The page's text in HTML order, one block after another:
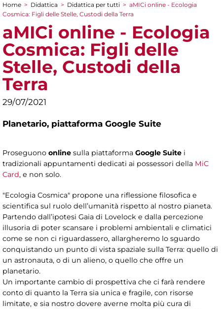
Tu sei qui
Home > Didattica > Didattica per tutti > aMICi online - Ecologia
Cosmica: Figli delle Stelle, Custodi della Terra
aMICi online - Ecologia
Cosmica: Figli delle
Stelle, Custodi della
Terra
29/07/2021
Planetario, piattaforma Google Suite
Proseguono online sulla piattaforma Google Suite i
tradizionali appuntamenti dedicati ai possessori della MiC
Card, e non solo.
"Ecologia Cosmica" propone una riflessione filosofica e
scientifica sul ruolo dell’umanità rispetto al nostro pianeta.
Partendo dall’ipotesi Gaia di Lovelock e dalla percezione
illusoria di poter scansare i problemi ambientali e climatici
come se non ci riguardassero, allargheremo lo sguardo
conquistando un punto di vista spaziale sulla Terra: quello di
un astronauta, o di un alieno, o quello che offre un
planetario.
Un importante cambio di prospettiva che ci farà rendere
conto di quanto la Terra sia unica e fragile, con risorse
limitate, e sia nostro dovere averne molta più cura di